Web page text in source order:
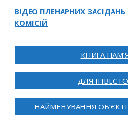
ВІДЕО ПЛЕНАРНИХ
КОМІСІЙ
КНИГА
ДЛЯ
НАЙМЕНУВАННЯ